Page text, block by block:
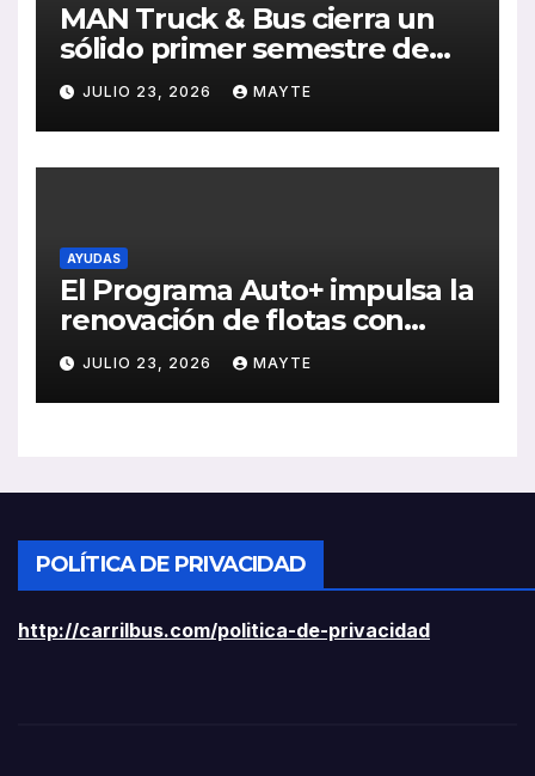
MAN Truck & Bus cierra un
sólido primer semestre de
2026 con crecimiento en
ventas, pedidos y
rentabilidad
JULIO 23, 2026 MAYTE
AYUDAS
El Programa Auto+ impulsa la
renovación de flotas con
ayudas a vehículos eléctricos
ligeros
JULIO 23, 2026 MAYTE
POLÍTICA DE PRIVACIDAD
http://carrilbus.com/politica-de-privacidad